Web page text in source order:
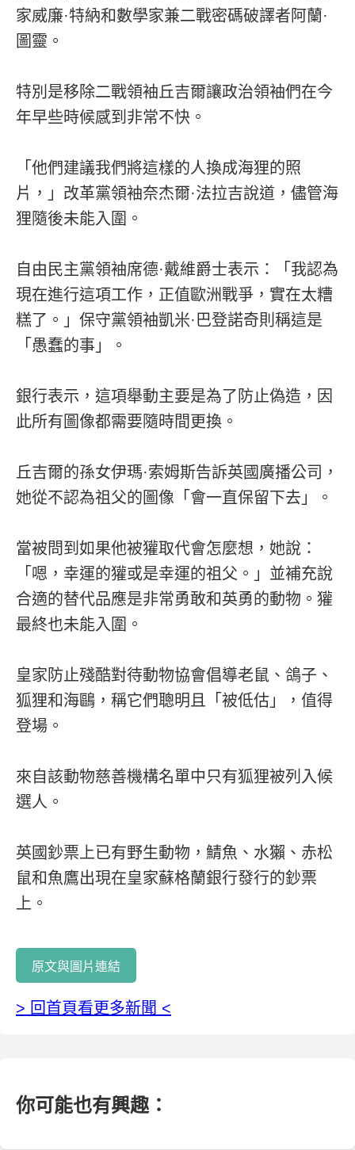
家威廉·特納和數學家兼二戰密碼破譯者阿蘭·
圖靈。
特別是移除二戰領袖丘吉爾讓政治領袖們在今
年早些時候感到非常不快。
「他們建議我們將這樣的人換成海狸的照
片，」改革黨領袖奈杰爾·法拉吉說道，儘管海
狸隨後未能入圍。
自由民主黨領袖席德·戴維爵士表示：「我認為
現在進行這項工作，正值歐洲戰爭，實在太糟
糕了。」保守黨領袖凱米·巴登諾奇則稱這是
「愚蠢的事」。
銀行表示，這項舉動主要是為了防止偽造，因
此所有圖像都需要隨時間更換。
丘吉爾的孫女伊瑪·索姆斯告訴英國廣播公司，
她從不認為祖父的圖像「會一直保留下去」。
當被問到如果他被獾取代會怎麼想，她說：
「嗯，幸運的獾或是幸運的祖父。」並補充說
合適的替代品應是非常勇敢和英勇的動物。獾
最終也未能入圍。
皇家防止殘酷對待動物協會倡導老鼠、鴿子、
狐狸和海鷗，稱它們聰明且「被低估」，值得
登場。
來自該動物慈善機構名單中只有狐狸被列入候
選人。
英國鈔票上已有野生動物，鯖魚、水獺、赤松
鼠和魚鷹出現在皇家蘇格蘭銀行發行的鈔票
上。
原文與圖片連結
> 回首頁看更多新聞 <
你可能也有興趣：